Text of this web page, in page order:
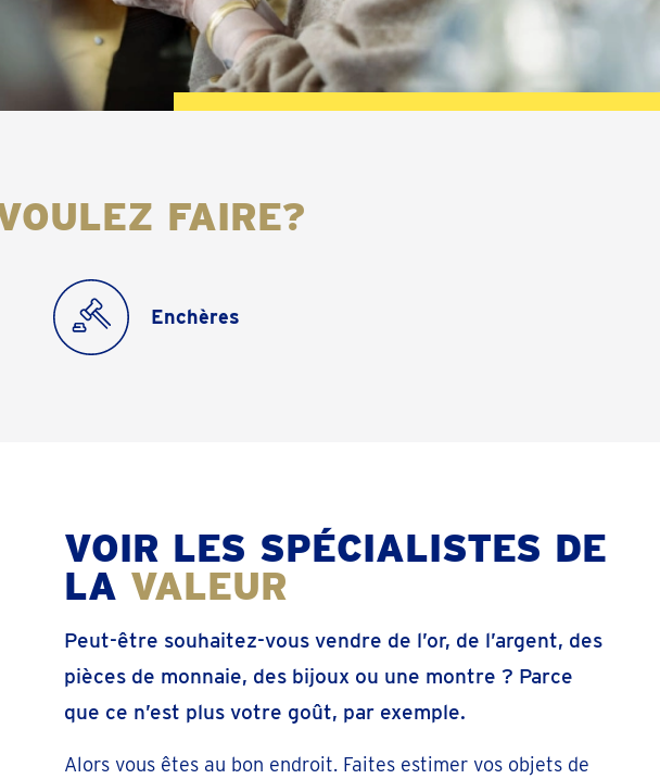
FAIRE?
Enchères
VOIR LES SPÉCIALISTES DE
LA VALEUR
Peut-être souhaitez-vous vendre de l’or, de l’argent, des
pièces de monnaie, des bijoux ou une montre ? Parce
que ce n’est plus votre goût, par exemple.
Alors vous êtes au bon endroit. Faites estimer vos objets de